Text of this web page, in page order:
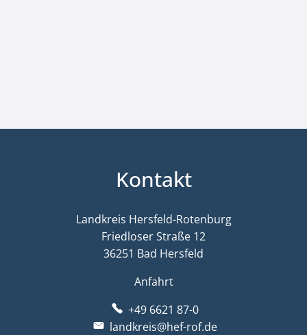
Kontakt
Landkreis Hersfeld-Rotenburg
Friedloser Straße 12
36251 Bad Hersfeld
Anfahrt
+49 6621 87-0
landkreis@hef-rof.de